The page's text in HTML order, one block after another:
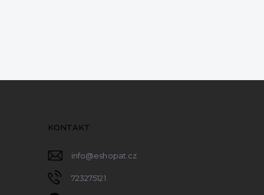
KONTAKT
info@eshopat.cz
723275121